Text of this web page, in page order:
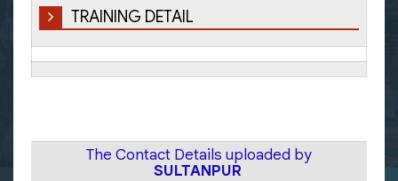
TRAINING DETAIL
The Contact Details uploaded by
SULTANPUR